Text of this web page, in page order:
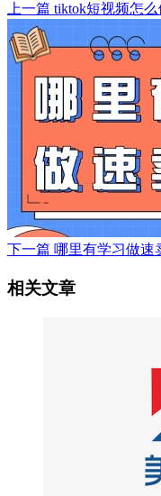
上一篇 tiktok短视频怎
下一篇 哪里有学习做速
相关文章